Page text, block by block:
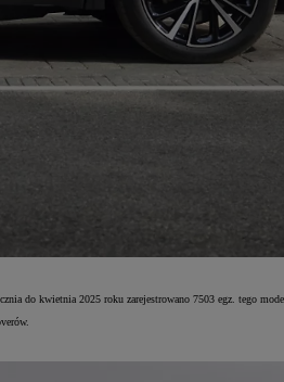
do kwietnia 2025 roku zarejestrowano 7503 egz. tego